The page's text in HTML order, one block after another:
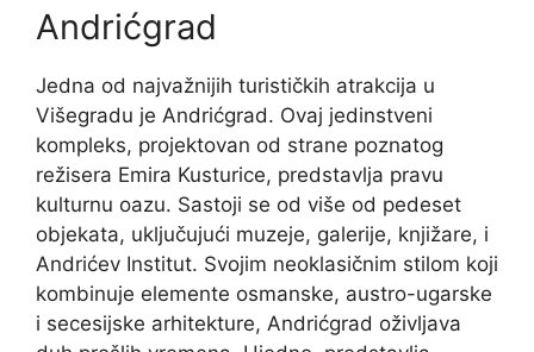
Andrićgrad
Jedna od najvažnijih turističkih atrakcija u
Višegradu je Andrićgrad. Ovaj jedinstveni
kompleks, projektovan od strane poznatog
režisera Emira Kusturice, predstavlja pravu
kulturnu oazu. Sastoji se od više od pedeset
objekata, uključujući muzeje, galerije, knjižare, i
Andrićev Institut. Svojim neoklasičnim stilom koji
kombinuje elemente osmanske, austro-ugarske
i secesijske arhitekture, Andrićgrad oživljava